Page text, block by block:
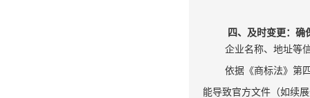
四、及时变更：确
企业名称、地址等
依据《商标法》第
能导致官方文件（如续